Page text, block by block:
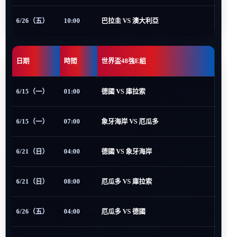
6/26（五） 10:00 巴拉圭 VS 澳大利亞
日期 時間 世界盃48強E組
6/15（一） 01:00 德國 VS 庫拉索
6/15（一） 07:00 象牙海岸 VS 厄瓜多
6/21（日） 04:00 德國 VS 象牙海岸
6/21（日） 08:00 厄瓜多 VS 庫拉索
6/26（五） 04:00 厄瓜多 VS 德國